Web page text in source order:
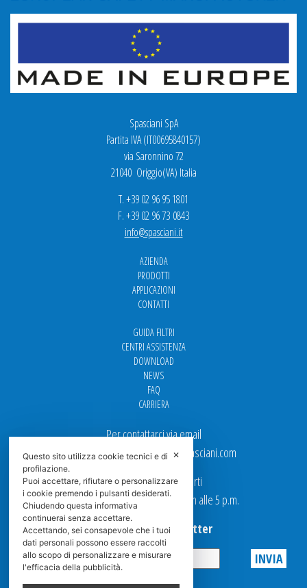
Spasciani SpA
Partita IVA (IT00695840157)
via Saronnino 72
21040 Origgio(VA) Italia
T. +39 02 96 95 1801
F. +39 02 96 73 0843
info@spasciani.it
AZIENDA
PRODOTTI
APPLICAZIONI
CONTATTI
GUIDA FILTRI
CENTRI ASSISTENZA
DOWNLOAD
NEWS
FAQ
CARRIERA
Per contattarci via email
Ufficio Vendite: italy.sales@spasciani.com
I nostri uffici sono aperti
dal Lunedi al Venerdi dalle 9 a.m alle 5 p.m.
Iscriviti alla Newsletter
Privacy
✕
Questo sito utilizza cookie tecnici e di
profilazione.
Puoi accettare, rifiutare o personalizzare
i cookie premendo i pulsanti desiderati.
Chiudendo questa informativa
continuerai senza accettare.
Accettando, sei consapevole che i tuoi
dati personali possono essere raccolti
allo scopo di personalizzare e misurare
l'efficacia della pubblicità.